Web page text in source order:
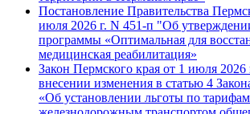
Постановление Правительства
июля 2026 г. N 451-п "Об
программы «Оптимальная для
медицинская реабилитация»
Закон Пермского края от 1 июля
внесении изменения в статью 4
«Об установлении льготы по